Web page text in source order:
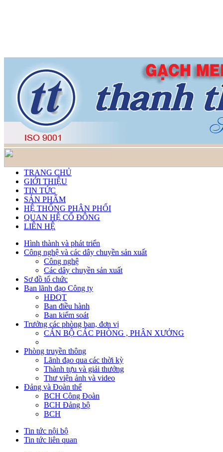
TRANG CHỦ
GIỚI THIỆU
TIN TỨC
SẢN PHẨM
HỆ THỐNG PHÂN PHỐI
QUAN HỆ CỔ ĐÔNG
LIÊN HỆ
Hình thành và phát triển
Công nghệ và các dây chuyền sản xuất
Công nghệ
Các dây chuyền sản xuất
Sơ đồ tổ chức
Ban lãnh đạo Công ty
HĐQT
Ban điều hành
Ban kiểm soát
Trưởng các phòng ban, đơn vị
CÁN BỘ CÁC PHÒNG , PHÂN XƯỞNG
Phòng truyền thông
Lãnh đạo qua các thời kỳ
Thành tựu và giải thưởng
Thư viện ảnh và video
Đảng và Đoàn thể
BCH Công Đoàn
BCH Đảng bộ
BCH
Tin tức nội bộ
Tin tức liên quan